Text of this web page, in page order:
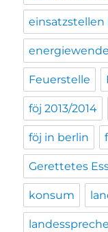
einsatzstellen
energiewende
Feuerstelle
föj 2013/2014
föj in berlin
Gerettetes
konsum